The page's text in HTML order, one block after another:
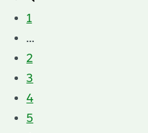
1
...
2
3
4
5